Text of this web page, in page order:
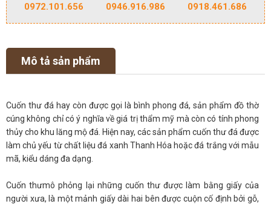
0972.101.656 0946.916.986 0918.461.686
Mô tả sản phẩm
Cuốn thư đá hay còn được gọi là bình phong đá, sản phẩm đồ thờ
cúng không chỉ có ý nghĩa về giá trị thẩm mỹ mà còn có tính phong
thủy cho khu lăng mộ đá. Hiện nay, các sản phẩm cuốn thư đá được
làm chủ yếu từ chất liệu đá xanh Thanh Hóa hoặc đá trắng với mẫu
mã, kiểu dáng đa dạng.
Cuốn thưmô phỏng lại những cuốn thư được làm bằng giấy của
người xưa, là một mảnh giấy dài hai bên được cuộn cố định bởi gỗ,